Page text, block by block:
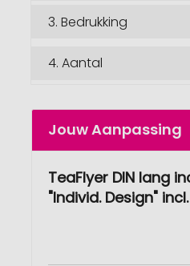
3. Bedrukking
4. Aantal
Jouw Aanpassing
TeaFlyer DIN lang
"Individ. Design"